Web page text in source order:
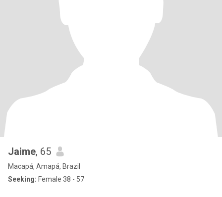
Jaime, 65
Macapá, Amapá, Brazil
Seeking: Female 38 - 57